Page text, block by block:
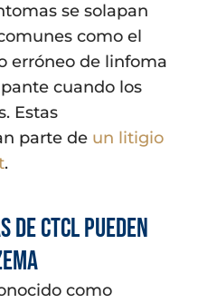
se solapan
como el
erróneo de linfoma
cuando los
Estas
parte de un litigio
.
CTCL pueden
como